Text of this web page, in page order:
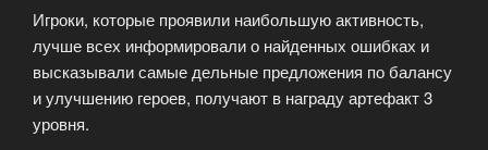
Игроки, которые проявили наибольшую активность,
лучше всех информировали о найденных ошибках и
высказывали самые дельные предложения по балансу
и улучшению героев, получают в награду артефакт 3
уровня.